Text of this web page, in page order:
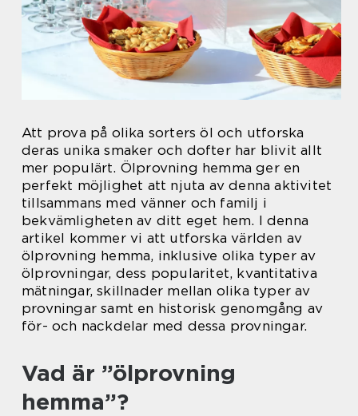
Att prova på olika sorters öl och utforska
deras unika smaker och dofter har blivit allt
mer populärt. Ölprovning hemma ger en
perfekt möjlighet att njuta av denna aktivitet
tillsammans med vänner och familj i
bekvämligheten av ditt eget hem. I denna
artikel kommer vi att utforska världen av
ölprovning hemma, inklusive olika typer av
ölprovningar, dess popularitet, kvantitativa
mätningar, skillnader mellan olika typer av
provningar samt en historisk genomgång av
för- och nackdelar med dessa provningar.
Vad är ”ölprovning
hemma”?